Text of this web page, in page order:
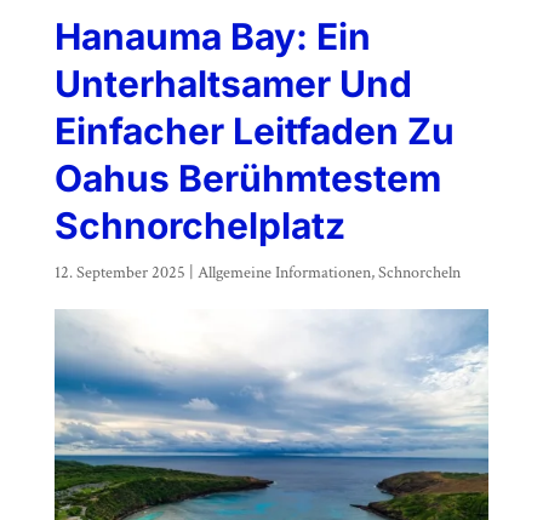
Hanauma Bay: Ein
Unterhaltsamer Und
Einfacher Leitfaden Zu
Oahus Berühmtestem
Schnorchelplatz
12. September 2025 Allgemeine Informationen,Schnorcheln